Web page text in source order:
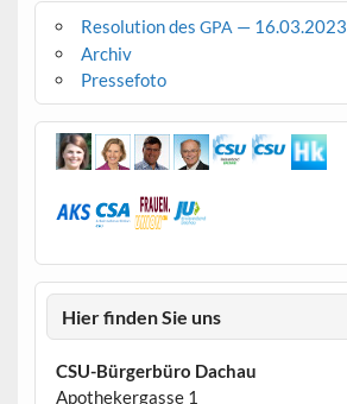
Resolution des GPA — 16.03.2023
Archiv
Pressefoto
Hier finden Sie uns
CSU-Bürgerbüro Dachau
Apothekergasse 1